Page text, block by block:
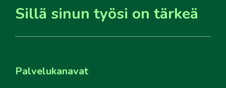
Sillä sinun työsi on tärkeä
Palvelukanavat